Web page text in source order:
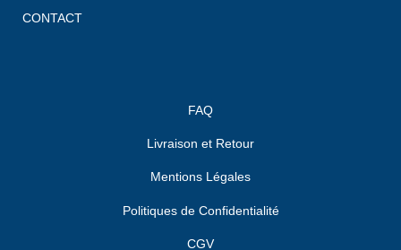
CONTACT
FAQ
Livraison et Retour
Mentions Légales
Politiques de Confidentialité
CGV